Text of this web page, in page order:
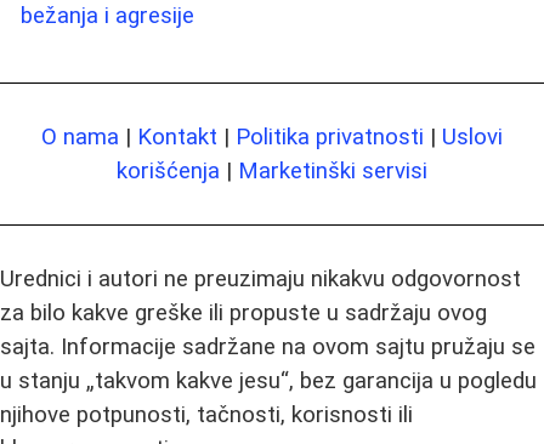
bežanja i agresije
O nama | Kontakt | Politika privatnosti | Uslovi
korišćenja | Marketinški servisi
Urednici i autori ne preuzimaju nikakvu odgovornost
za bilo kakve greške ili propuste u sadržaju ovog
sajta. Informacije sadržane na ovom sajtu pružaju se
u stanju „takvom kakve jesu“, bez garancija u pogledu
njihove potpunosti, tačnosti, korisnosti ili